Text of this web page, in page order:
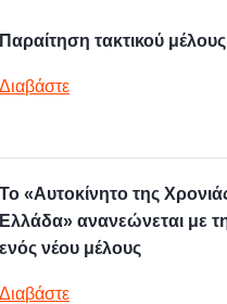
Παραίτηση τακτικού
Διαβάστε
Το «Αυτοκίνητο της
Ελλάδα» ανανεώνεται με
ενός νέου μέλους
Διαβάστε